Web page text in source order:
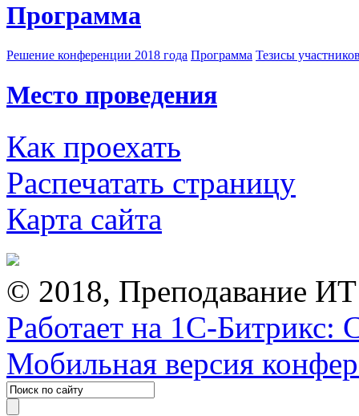
Программа
Решение конференции 2018 года Программа Тезисы
Место проведения
Как проехать
Распечатать страницу
Карта сайта
© 2018, Преподавание
Работает на 1С-Битрикс:
Мобильная версия